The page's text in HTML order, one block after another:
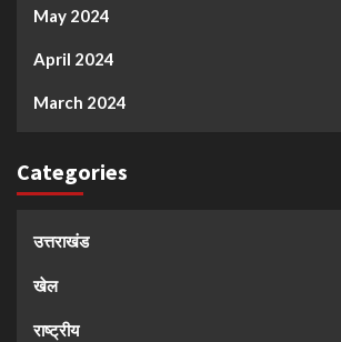
May 2024
April 2024
March 2024
Categories
उत्तराखंड
खेल
राष्ट्रीय